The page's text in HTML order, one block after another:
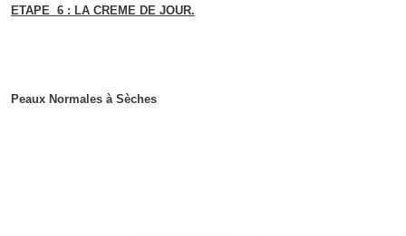
ETAPE 6 : LA CREME DE JOUR.
Peaux Normales à Sèches